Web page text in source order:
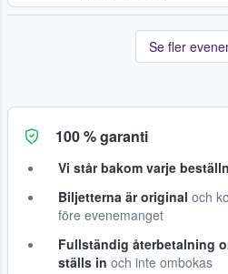
Se fler
100 % garanti
Vi står bakom varje
Biljetterna är original och
före evenemanget
Fullständig återbetalning
ställs in och inte ombokas